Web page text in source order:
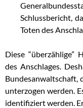
Schlussbericht,
Toten des
Diese “überzählige”
des Anschlages.
Bundesanwaltschaft,
unterzogen werden.
identifiziert werden.